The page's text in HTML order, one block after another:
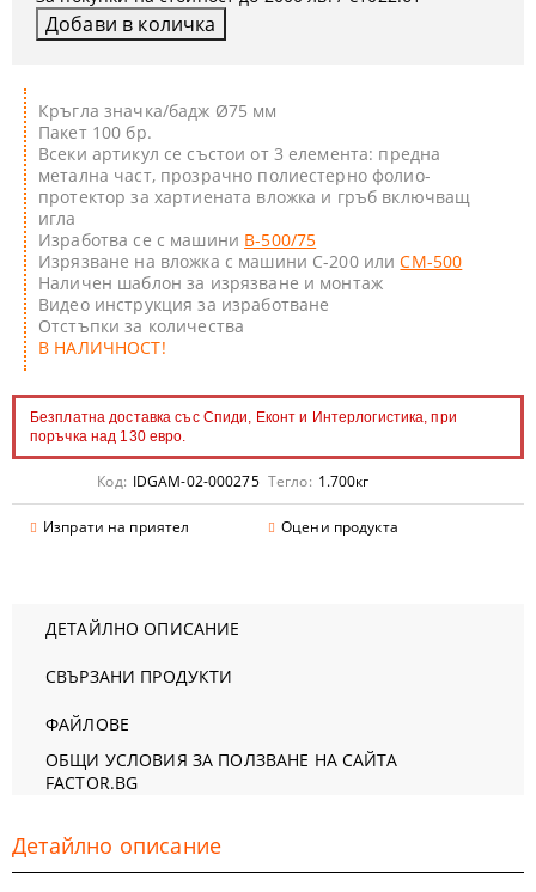
Кръгла значка/бадж Ø75 мм
Пакет 100 бр.
Всеки артикул се състои от 3 елемента: предна
метална част, прозрачно полиестерно фолио-
протектор за хартиената вложка и гръб включващ
игла
Изработва се с машини B-500/75
Изрязване на вложка с машини C-200 илиCM-500
Наличен шаблон за изрязване и монтаж
Видео инструкция за изработване
Отстъпки за количества
В НАЛИЧНОСТ!
Безплатна доставка със Спиди, Еконт и Интерлогистика, при
поръчка над 130 евро.
Код: IDGAM-02-000275 Тегло: 1.700кг
Изпрати на приятел Оцени продукта
ДЕТАЙЛНО ОПИСАНИЕ
СВЪРЗАНИ ПРОДУКТИ
ФАЙЛОВЕ
ОБЩИ УСЛОВИЯ ЗА ПОЛЗВАНЕ НА САЙТА
FACTOR.BG
Детайлно описание